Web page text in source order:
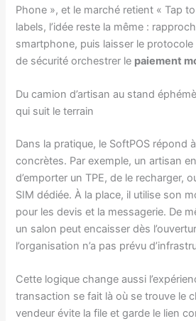
Phone », et le marché retient « Tap
labels, l’idée reste la même :
smartphone, puis laisser le
de sécurité orchestrer le paiement
Du camion d’artisan au stand
qui suit le terrain
Dans la pratique, le SoftPOS répond
concrètes. Par exemple, un artisan
d’emporter un TPE, de le recharger,
SIM dédiée. À la place, il utilise son
pour les devis et la messagerie. De
un salon peut encaisser dès
l’organisation n’a pas prévu
Cette logique change aussi
transaction se fait là où se trouve le
vendeur évite la file et garde le lien